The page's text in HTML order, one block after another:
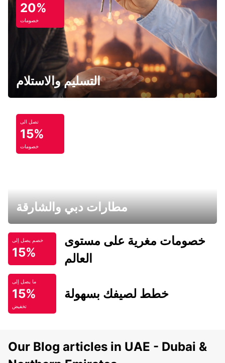
20%
خصومات
التسليم والاستلام
تصل الى
15%
خصومات
مطارات دبي والشارقة
خصم يصل إلى
15%
خصومات مغرية على مستوى
العالم
ما يصل إلى
15%
تخفيض
خطط لصيفك بسهولة
Our Blog articles in UAE - Dubai &